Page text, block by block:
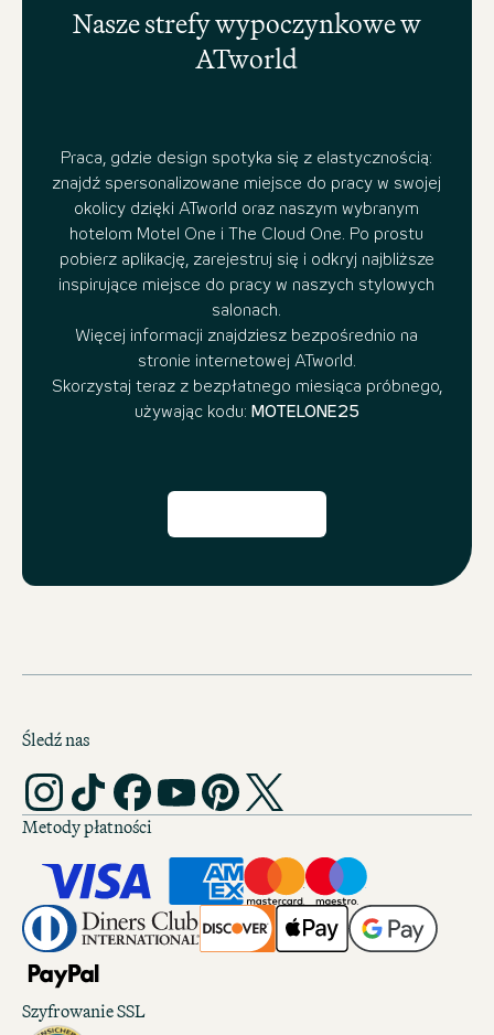
Nasze strefy wypoczynkowe w
ATworld
Praca, gdzie design spotyka się z elastycznością:
znajdź spersonalizowane miejsce do pracy w swojej
okolicy dzięki ATworld oraz naszym wybranym
hotelom Motel One i The Cloud One. Po prostu
pobierz aplikację, zarejestruj się i odkryj najbliższe
inspirujące miejsce do pracy w naszych stylowych
salonach.
Więcej informacji znajdziesz bezpośrednio na
stronie internetowej ATworld.
Skorzystaj teraz z bezpłatnego miesiąca próbnego,
używając kodu: MOTELONE25
Śledź nas
Metody płatności
Szyfrowanie SSL